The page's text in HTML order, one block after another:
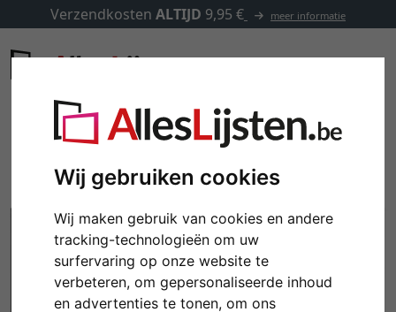
Wij gebruiken cookies
Wij maken gebruik van cookies en andere
tracking-technologieën om uw
surfervaring op onze website te
verbeteren, om gepersonaliseerde inhoud
en advertenties te tonen, om ons
Verzendkosten ALTIJD 9,95 € meer informatie